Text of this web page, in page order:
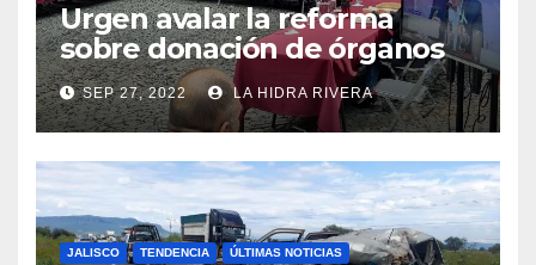
Urgen avalar la reforma
sobre donación de órganos
en Jalisco.
SEP 27, 2022 LA HIDRA RIVERA
JALISCO TENDENCIA ÚLTIMAS NOTICIAS